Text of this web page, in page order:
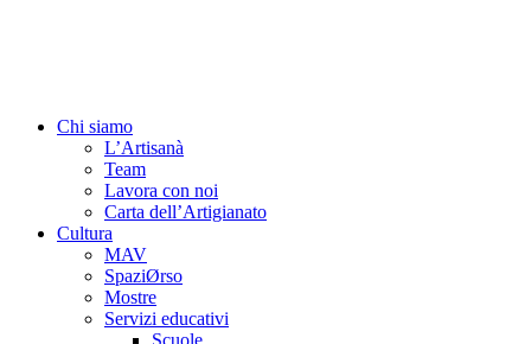
Chi siamo
L’Artisanà
Team
Lavora con noi
Carta dell’Artigianato
Cultura
MAV
SpaziØrso
Mostre
Servizi educativi
Scuole